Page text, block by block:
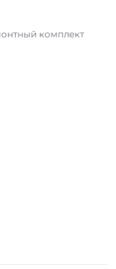
комплект